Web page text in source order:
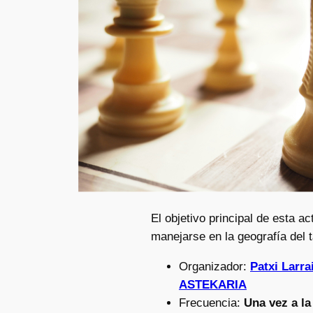
El objetivo principal de esta
manejarse en la geografía
Organizador: Patxi
ASTEKARIA
Frecuencia: Una vez a